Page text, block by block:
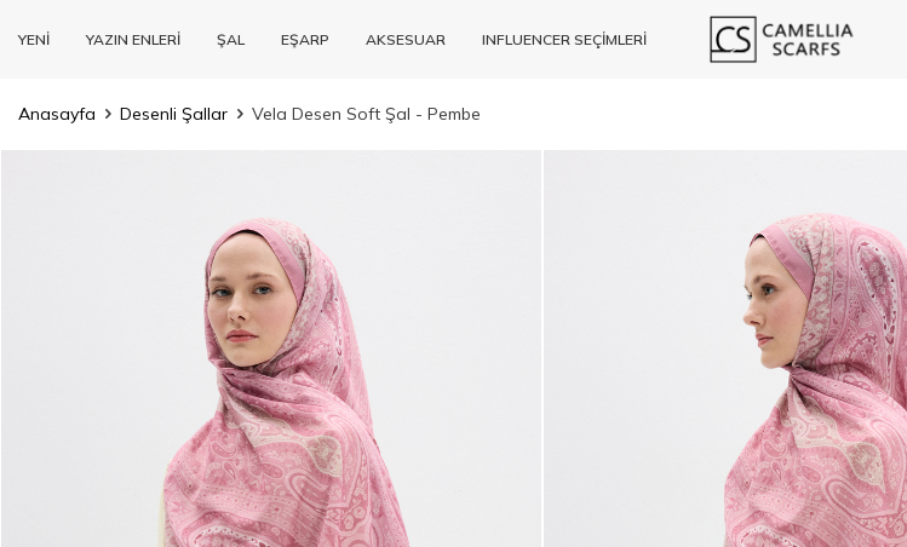
YENİ YAZIN ENLERİ ŞAL EŞARP AKSESUAR INFLUENCER SEÇİMLERİ
Anasayfa Desenli Şallar Vela Desen Soft Şal - Pembe